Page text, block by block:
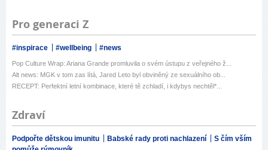
Pro generaci Z
#inspirace #wellbeing #news
Pop Culture Wrap: Ariana Grande promluvila o svém ústupu z veřejného ž...
Alt news: MGK v tom zas lítá, Jared Leto byl obviněný ze sexuálního ob...
RECEPT: Perfektní letní kombinace, které tě zchladí, i kdybys nechtěl*...
Zdraví
Podpořte dětskou imunitu Babské rady proti nachlazení
S čím vším